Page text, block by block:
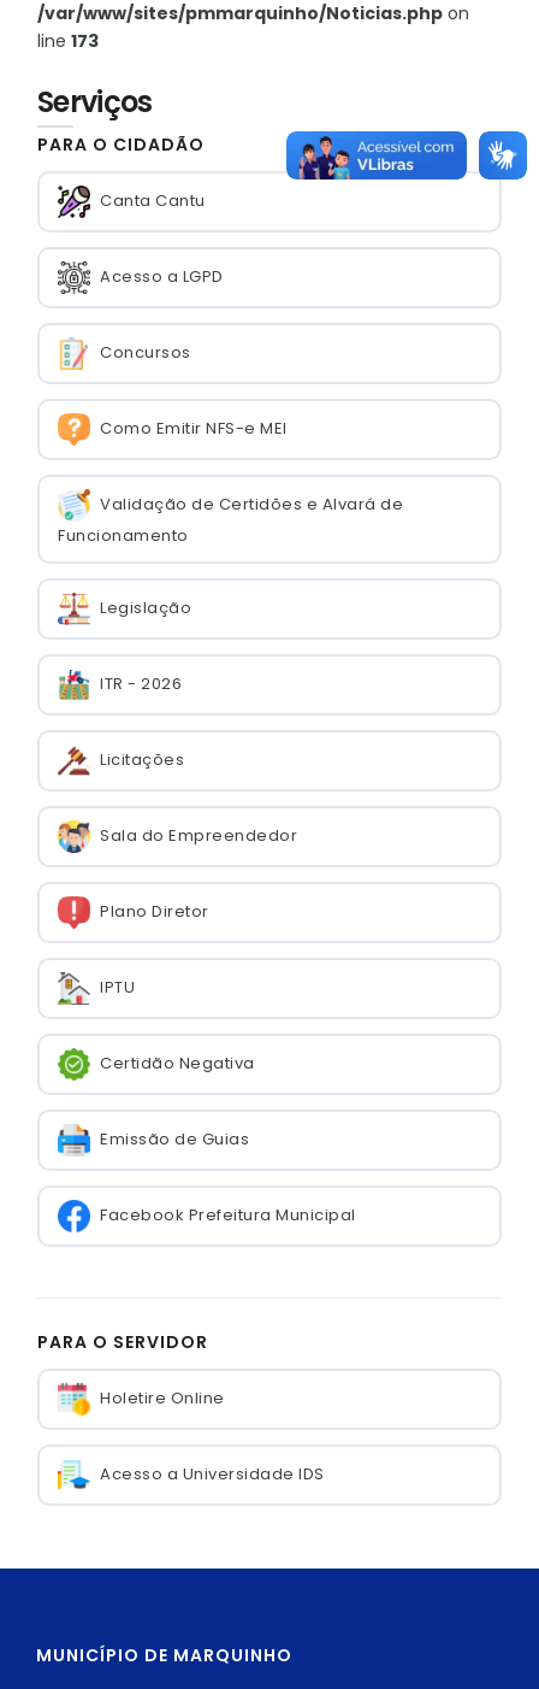
/var/www/sites/pmmarquinho/Noticias.php on
line 173
Serviços
PARA O CIDADÃO
Canta Cantu
Acesso a LGPD
Concursos
Como Emitir NFS-e MEI
Validação de Certidões e Alvará de
Funcionamento
Legislação
ITR - 2026
Licitações
Sala do Empreendedor
Plano Diretor
IPTU
Certidão Negativa
Emissão de Guias
Facebook Prefeitura Municipal
PARA O SERVIDOR
Holetire Online
Acesso a Universidade IDS
MUNICÍPIO DE MARQUINHO